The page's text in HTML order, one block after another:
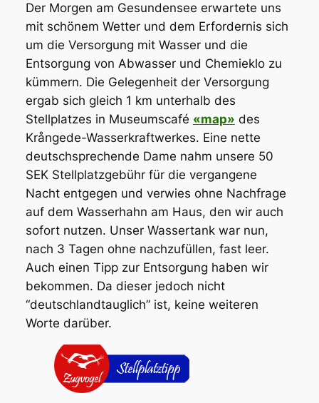
Der Morgen am Gesundensee erwartete uns
mit schönem Wetter und dem Erfordernis sich
um die Versorgung mit Wasser und die
Entsorgung von Abwasser und Chemieklo zu
kümmern. Die Gelegenheit der Versorgung
ergab sich gleich 1 km unterhalb des
Stellplatzes in Museumscafé «map» des
Krångede-Wasserkraftwerkes. Eine nette
deutschsprechende Dame nahm unsere 50
SEK Stellplatzgebühr für die vergangene
Nacht entgegen und verwies ohne Nachfrage
auf dem Wasserhahn am Haus, den wir auch
sofort nutzen. Unser Wassertank war nun,
nach 3 Tagen ohne nachzufüllen, fast leer.
Auch einen Tipp zur Entsorgung haben wir
bekommen. Da dieser jedoch nicht
“deutschlandtauglich” ist, keine weiteren
Worte darüber.